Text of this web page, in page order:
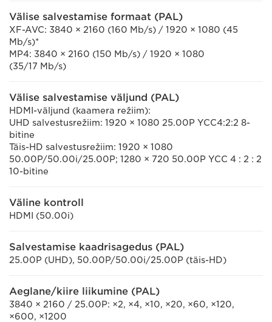
Välise salvestamise formaat (PAL)
XF-AVC: 3840 × 2160 (160 Mb/s) / 1920 × 1080 (45
Mb/s)*
MP4: 3840 × 2160 (150 Mb/s) / 1920 × 1080
(35/17 Mb/s)
Välise salvestamise väljund (PAL)
HDMI-väljund (kaamera režiim):
UHD salvestusrežiim: 1920 × 1080 25.00P YCC4:2:2 8-
bitine
Täis-HD salvestusrežiim: 1920 × 1080
50.00P/50.00i/25.00P; 1280 × 720 50.00P YCC 4 : 2 : 2
10-bitine
Väline kontroll
HDMI (50.00i)
Salvestamise kaadrisagedus (PAL)
25.00P (UHD), 50.00P/50.00i/25.00P (täis-HD)
Aeglane/kiire liikumine (PAL)
3840 × 2160 / 25.00P: ×2, ×4, ×10, ×20, ×60, ×120,
×600, ×1200